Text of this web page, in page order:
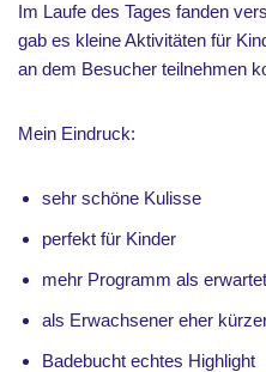
Im Laufe des Tages fanden
gab es kleine Aktivitäten für
an dem Besucher teilnehmen
Mein Eindruck:
sehr schöne Kulisse
perfekt für Kinder
mehr Programm als erwartet
als Erwachsener eher
Badebucht echtes Highlight